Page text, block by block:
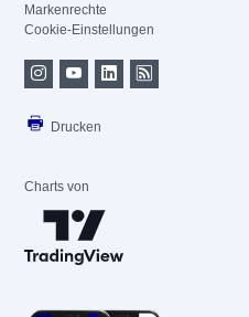
Markenrechte
Cookie-Einstellungen
Drucken
Charts von